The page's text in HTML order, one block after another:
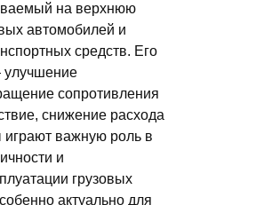
на верхнюю
автомобилей и
средств. Его
улучшение
сопротивления
снижение расхода
важную роль в
и
грузовых
актуально для